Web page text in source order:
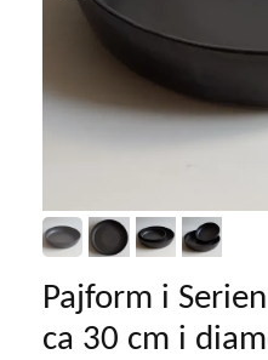
Pajform i
ca 30 cm i